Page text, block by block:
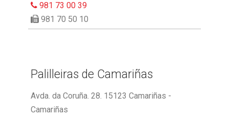
981 73 00 39
981 70 50 10
Palilleiras de Camariñas
Avda. da Coruña. 28. 15123 Camariñas -
Camariñas